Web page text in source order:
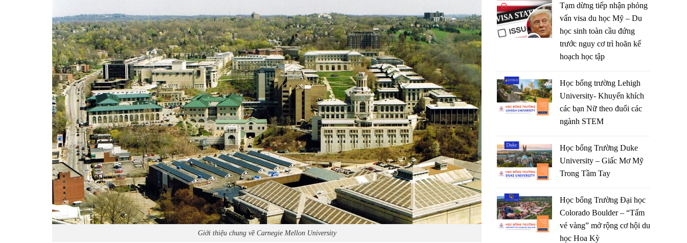
Giới thiệu chung về Carnegie Mellon University
Tạm dừng tiếp nhận phỏng
vấn visa du học Mỹ – Du
học sinh toàn cầu đứng
trước nguy cơ trì hoãn kế
hoạch học tập
Học bổng trường Lehigh
University- Khuyến khích
các bạn Nữ theo đuổi các
ngành STEM
Học bổng Trường Duke
University – Giấc Mơ Mỹ
Trong Tầm Tay
Học bổng Trường Đại học
Colorado Boulder – “Tấm
vé vàng” mở rộng cơ hội du
học Hoa Kỳ